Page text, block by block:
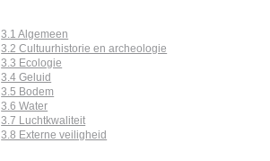
3.1 Algemeen
3.2 Cultuurhistorie en archeologie
3.3 Ecologie
3.4 Geluid
3.5 Bodem
3.6 Water
3.7 Luchtkwaliteit
3.8 Externe veiligheid